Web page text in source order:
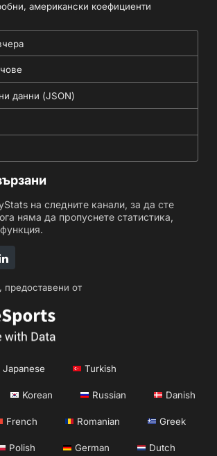
американски коефициенти
данни (JSON)
на следните канали, за да сте
няма да пропуснете статистика,
от
Japanese Turkish
Korean Russian Danish
French Romanian Greek
Polish German Dutch